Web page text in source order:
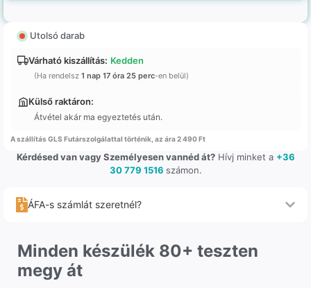
Utolsó darab
Várható kiszállítás: Kedden
(Ha rendelsz 1 nap 17 óra 25 perc-en belül)
Külső raktáron:
Átvétel akár ma egyeztetés után.
A szállítás GLS Futárszolgálattal történik, az ára 2 490 Ft
Kérdésed van vagy Személyesen vannéd át?Hívj minket a +36
30 779 1516 számon.
ÁFA-s számlát szeretnél?
Minden készülék 80+ teszten
megy át